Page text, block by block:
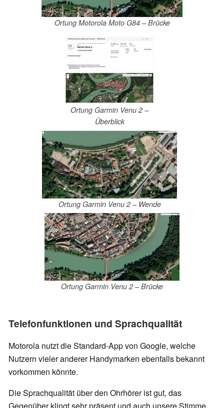
Ortung Motorola Moto G84 – Brücke
Ortung Garmin Venu 2 –
Überblick
Ortung Garmin Venu 2 – Wende
Ortung Garmin Venu 2 – Brücke
Telefonfunktionen und Sprachqualität
Motorola nutzt die Standard-App von Google, welche
Nutzern vieler anderer Handymarken ebenfalls bekannt
vorkommen könnte.
Die Sprachqualität über den Ohrhörer ist gut, das
Gegenüber klingt sehr präsent und auch unsere Stimme